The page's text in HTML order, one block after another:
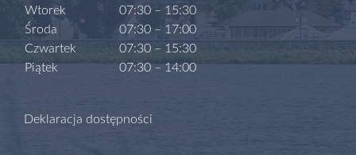
Wtorek
Środa
Czwartek
Piątek
07:30 – 15:30
07:30 – 17:00
07:30 – 15:30
07:30 – 14:00
Deklaracja dostępności